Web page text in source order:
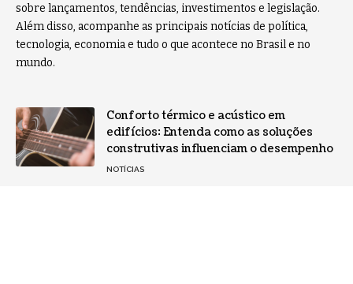
sobre lançamentos, tendências, investimentos e legislação.
Além disso, acompanhe as principais notícias de política,
tecnologia, economia e tudo o que acontece no Brasil e no
mundo.
Conforto térmico e acústico em
edifícios: Entenda como as soluções
construtivas influenciam o desempenho
NOTÍCIAS